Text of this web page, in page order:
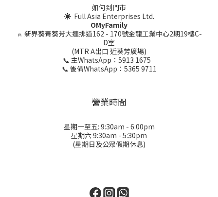
如何到門市
☀ Full Asia Enterprises Ltd.
OMyFamily
⍝ 新界葵青葵芳大連排道162 - 170號金龍工業中心2期19樓C-
D室
(MTR A出口 近葵芳廣場)
📞 主WhatsApp：5913 1675
📞 後備WhatsApp：5365 9711
營業時間
星期一至五: 9:30am - 6:00pm
星期六 9:30am - 5:30pm
(星期日及公眾假期休息)